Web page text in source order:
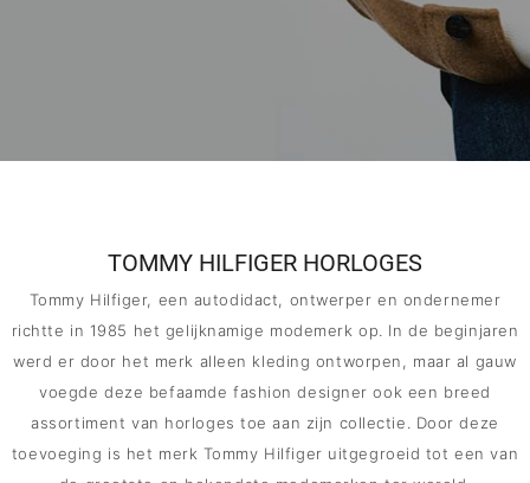
TOMMY HILFIGER HORLOGES
Tommy Hilfiger, een autodidact, ontwerper en ondernemer
richtte in 1985 het gelijknamige modemerk op. In de beginjaren
werd er door het merk alleen kleding ontworpen, maar al gauw
voegde deze befaamde fashion designer ook een breed
assortiment van horloges toe aan zijn collectie. Door deze
toevoeging is het merk Tommy Hilfiger uitgegroeid tot een van